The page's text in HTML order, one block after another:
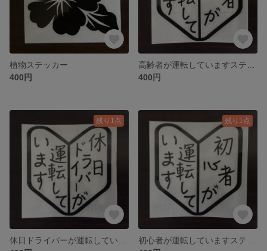
植物ステッカー
400円
400円
残り1点 残り1点